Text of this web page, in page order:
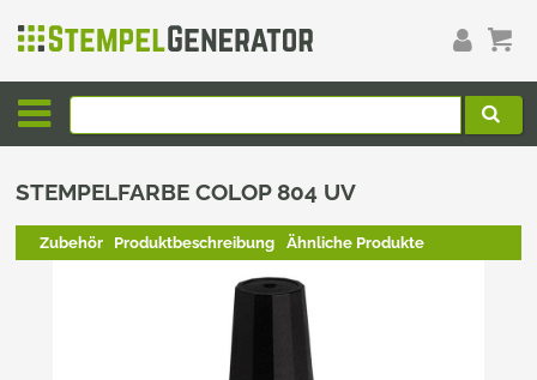
STEMPELFARBE COLOP 804 UV
Zubehör Produktbeschreibung Ähnliche Produkte